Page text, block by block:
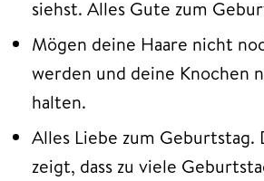
siehst. Alles Gute zum
Mögen deine Haare nicht
werden und deine Knochen
halten.
Alles Liebe zum Geburtstag.
zeigt, dass zu viele